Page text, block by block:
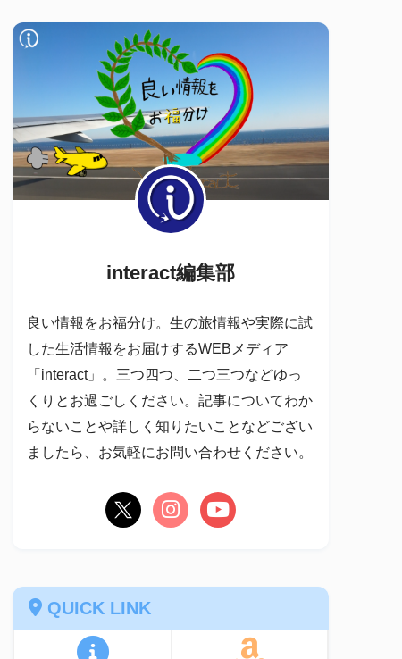
interact編集部
良い情報をお福分け。生の旅情報や実際に試
した生活情報をお届けするWEBメディア
「interact」。三つ四つ、二つ三つなどゆっ
くりとお過ごしください。記事についてわか
らないことや詳しく知りたいことなどござい
ましたら、お気軽にお問い合わせください。
QUICK LINK